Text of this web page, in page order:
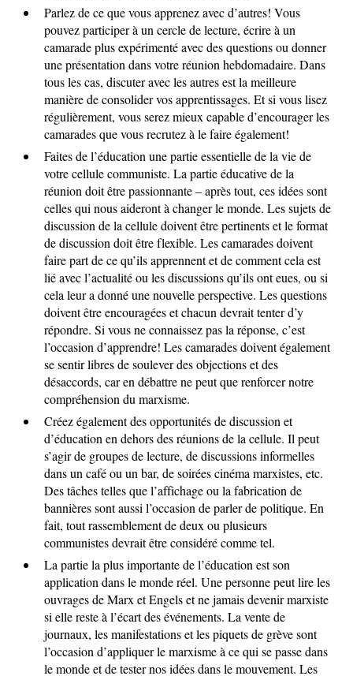
Parlez de ce que vous apprenez avec d’autres! Vous
pouvez participer à un cercle de lecture, écrire à un
camarade plus expérimenté avec des questions ou donner
une présentation dans votre réunion hebdomadaire. Dans
tous les cas, discuter avec les autres est la meilleure
manière de consolider vos apprentissages. Et si vous lisez
régulièrement, vous serez mieux capable d’encourager les
camarades que vous recrutez à le faire également!
Faites de l’éducation une partie essentielle de la vie de
votre cellule communiste. La partie éducative de la
réunion doit être passionnante – après tout, ces idées sont
celles qui nous aideront à changer le monde. Les sujets de
discussion de la cellule doivent être pertinents et le format
de discussion doit être flexible. Les camarades doivent
faire part de ce qu’ils apprennent et de comment cela est
lié avec l’actualité ou les discussions qu’ils ont eues, ou si
cela leur a donné une nouvelle perspective. Les questions
doivent être encouragées et chacun devrait tenter d’y
répondre. Si vous ne connaissez pas la réponse, c’est
l’occasion d’apprendre! Les camarades doivent également
se sentir libres de soulever des objections et des
désaccords, car en débattre ne peut que renforcer notre
compréhension du marxisme.
Créez également des opportunités de discussion et
d’éducation en dehors des réunions de la cellule. Il peut
s’agir de groupes de lecture, de discussions informelles
dans un café ou un bar, de soirées cinéma marxistes, etc.
Des tâches telles que l’affichage ou la fabrication de
bannières sont aussi l’occasion de parler de politique. En
fait, tout rassemblement de deux ou plusieurs
communistes devrait être considéré comme tel.
La partie la plus importante de l’éducation est son
application dans le monde réel. Une personne peut lire les
ouvrages de Marx et Engels et ne jamais devenir marxiste
si elle reste à l’écart des événements. La vente de
journaux, les manifestations et les piquets de grève sont
l’occasion d’appliquer le marxisme à ce qui se passe dans
le monde et de tester nos idées dans le mouvement. Les